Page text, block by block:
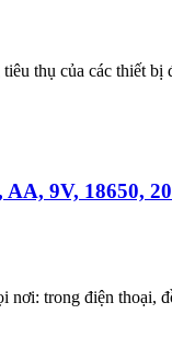
thụ của các thiết
AA, 9V, 18650,
nơi: trong điện thoại,